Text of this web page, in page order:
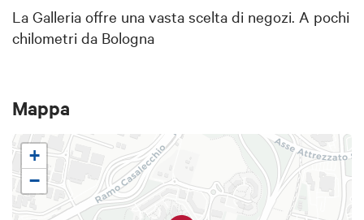
La Galleria offre una vasta scelta di negozi. A pochi
chilometri da Bologna
Mappa
+
−